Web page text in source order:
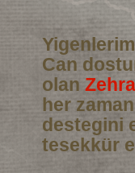
Can
olan
her
destegini
tesekkür